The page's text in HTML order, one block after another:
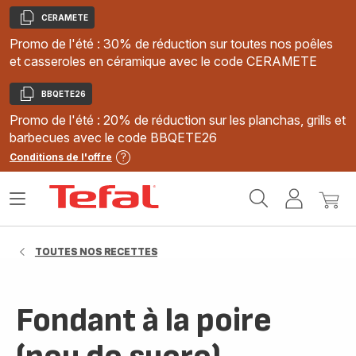
Copier
CERAMETE
Promo de l'été : 30% de réduction sur toutes nos poêles
et casseroles en céramique avec le code CERAMETE
Copier
BBQETE26
Promo de l'été : 20% de réduction sur les planchas, grills et
barbecues avec le code BBQETE26
Conditions de l'offre
MonMon
Ouvrir
TOUTES NOS RECETTES
Fondant à la poire